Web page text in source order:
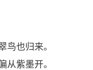
鸟也归来。
从紫墨开。